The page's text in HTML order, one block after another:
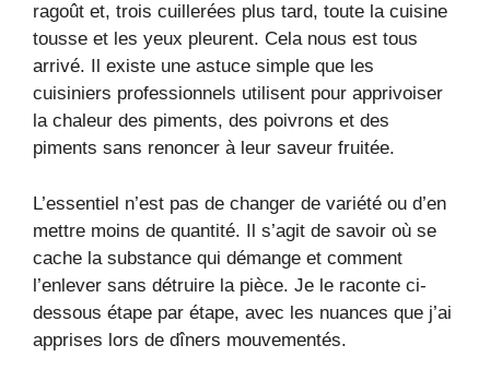
ragoût et, trois cuillerées plus tard, toute la cuisine
tousse et les yeux pleurent. Cela nous est tous
arrivé. Il existe une astuce simple que les
cuisiniers professionnels utilisent pour apprivoiser
la chaleur des piments, des poivrons et des
piments sans renoncer à leur saveur fruitée.
L’essentiel n’est pas de changer de variété ou d’en
mettre moins de quantité. Il s’agit de savoir où se
cache la substance qui démange et comment
l’enlever sans détruire la pièce. Je le raconte ci-
dessous étape par étape, avec les nuances que j’ai
apprises lors de dîners mouvementés.